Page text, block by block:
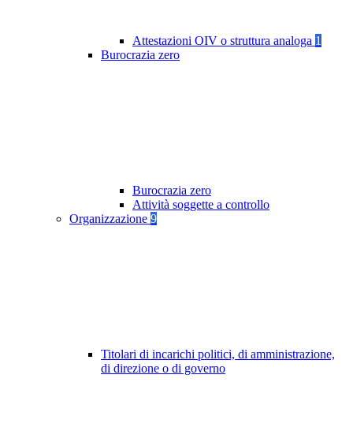
Attestazioni OIV o struttura analoga 1
Burocrazia zero
Burocrazia zero
Attività soggette a controllo
Organizzazione 9
Titolari di incarichi politici, di amministrazione,
di direzione o di governo